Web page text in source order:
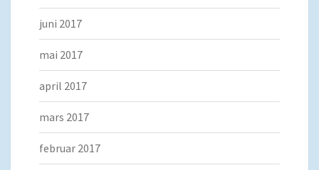
juni 2017
mai 2017
april 2017
mars 2017
februar 2017